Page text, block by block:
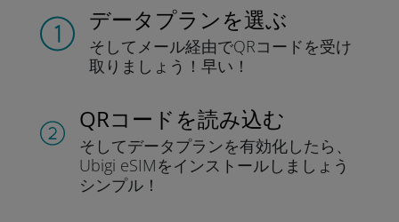
データプランを選ぶ
そしてメール経由でQRコードを受け
取りましょう！早い！
QRコードを読み込む
そしてデータプランを有効化したら、
Ubigi eSIMをインストールしま しょう
シンプル！